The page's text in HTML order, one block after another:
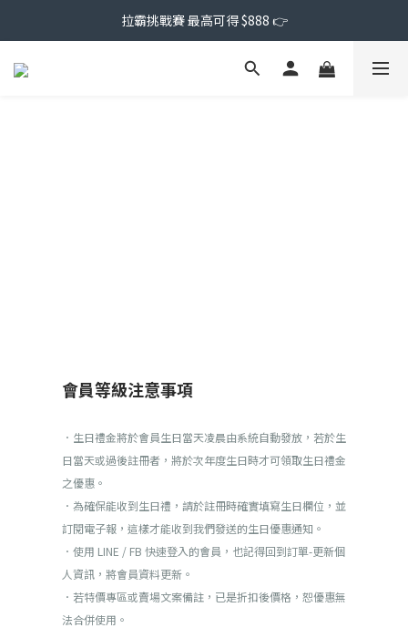
拉霸挑戰賽 最高可得 $888 👉
會員等級注意事項
．生日禮金將於會員生日當天凌晨由系統自動發放，若於生
日當天或過後註冊者，將於次年度生日時才可領取生日禮金
之優惠。
．為確保能收到生日禮，請於註冊時確實填寫生日欄位，並
訂閱電子報，這樣才能收到我們發送的生日優惠通知。
．使用 LINE / FB 快速登入的會員，也記得回到訂單-更新個
人資訊，將會員資料更新。
．若特價專區或賣場文案備註，已是折扣後價格，恕優惠無
法合併使用。